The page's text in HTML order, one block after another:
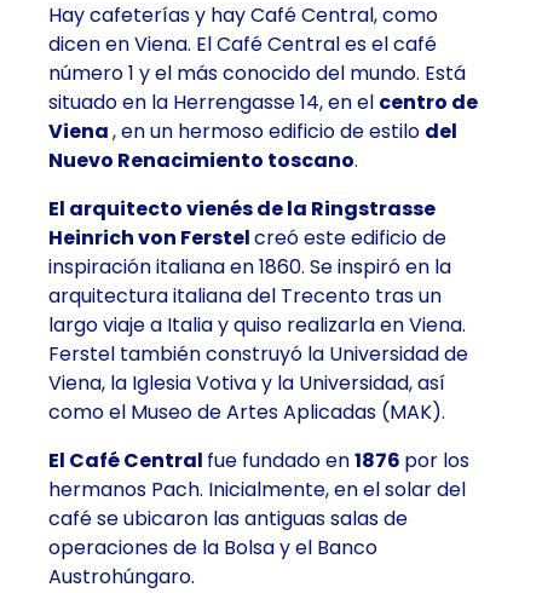
Hay cafeterías y hay Café Central, como
dicen en Viena. El Café Central esel café
número 1 yel más conocidodel mundo. Está
situado en la Herrengasse 14, en el centro de
Viena, en un hermoso edificio de estilo del
Nuevo Renacimiento toscano.
El arquitecto vienés de la Ringstrasse
Heinrich von Ferstelcreó este edificio de
inspiración italiana en 1860. Se inspiró en la
arquitectura italiana del Trecento tras un
largo viaje a Italia y quiso realizarla en Viena.
Ferstel también construyó la Universidad de
Viena, la Iglesia Votiva y la Universidad, así
como el Museo de Artes Aplicadas (MAK).
El Café Central fue fundado en1876 por los
hermanos Pach. Inicialmente, en el solar del
café se ubicaron las antiguas salas de
operaciones de la Bolsa y el Banco
Austrohúngaro.